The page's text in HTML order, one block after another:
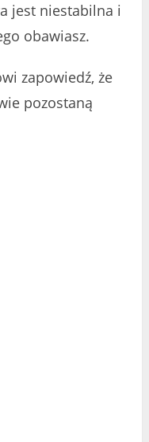
jest niestabilna i
obawiasz.
zapowiedź, że
pozostaną